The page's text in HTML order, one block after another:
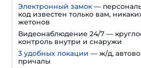
Электронный замок —
код известен только вам,
жетонов
Видеонаблюдение 24/7 —
контроль внутри и снаружи
3 удобных локации — ж/д,
причалы